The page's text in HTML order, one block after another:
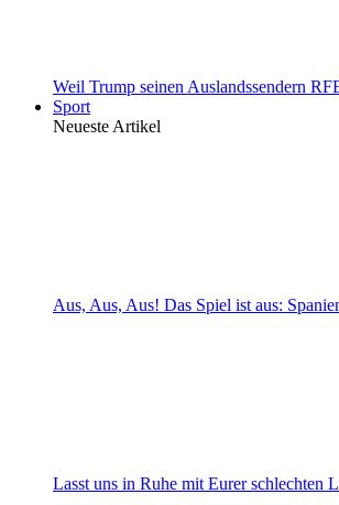
Weil Trump seinen Auslandssendern
Sport
Neueste Artikel
Aus, Aus, Aus! Das Spiel ist aus:
Lasst uns in Ruhe mit Eurer schlechten